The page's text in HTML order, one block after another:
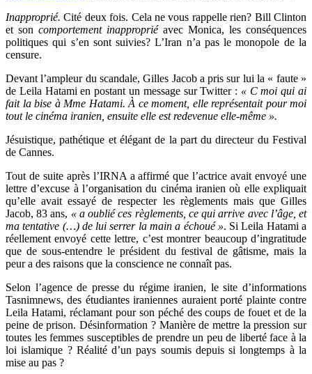
Inapproprié. Cité deux fois. Cela ne vous rappelle rien? Bill Clinton
et son comportement inapproprié avec Monica, les conséquences
politiques qui s’en sont suivies? L’Iran n’a pas le monopole de la
censure.
Devant l’ampleur du scandale, Gilles Jacob a pris sur lui la « faute »
de Leila Hatami en postant un message sur Twitter : « C moi qui ai
fait la bise à Mme Hatami. À ce moment, elle représentait pour moi
tout le cinéma iranien, ensuite elle est redevenue elle-même ».
Jésuistique, pathétique et élégant de la part du directeur du Festival
de Cannes.
Tout de suite après l’IRNA a affirmé que l’actrice avait envoyé une
lettre d’excuse à l’organisation du cinéma iranien où elle expliquait
qu’elle avait essayé de respecter les règlements mais que Gilles
Jacob, 83 ans, « a oublié ces règlements, ce qui arrive avec l’âge, et
ma tentative (…) de lui serrer la main a échoué ». Si Leila Hatami a
réellement envoyé cette lettre, c’est montrer beaucoup d’ingratitude
que de sous-entendre le président du festival de gâtisme, mais la
peur a des raisons que la conscience ne connaît pas.
Selon l’agence de presse du régime iranien, le site d’informations
Tasnimnews, des étudiantes iraniennes auraient porté plainte contre
Leila Hatami, réclamant pour son péché des coups de fouet et de la
peine de prison. Désinformation ? Manière de mettre la pression sur
toutes les femmes susceptibles de prendre un peu de liberté face à la
loi islamique ? Réalité d’un pays soumis depuis si longtemps à la
mise au pas ?